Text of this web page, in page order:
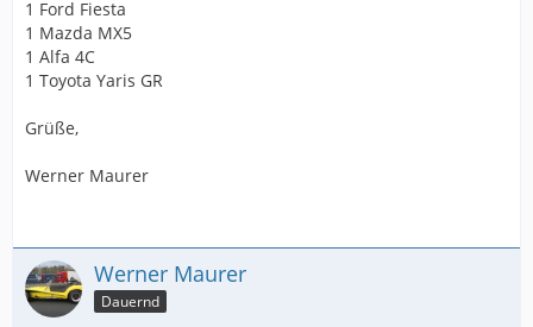
1 Ford Fiesta
1 Mazda MX5
1 Alfa 4C
1 Toyota Yaris GR
Grüße,
Werner Maurer
Werner Maurer
Dauernd